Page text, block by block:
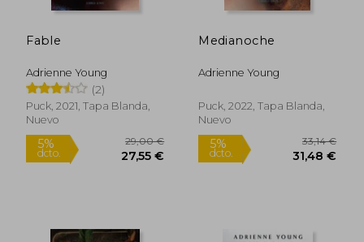
Fable
Adrienne Young
(2)
Puck, 2021, Tapa Blanda,
Nuevo
Medianoche
Adrienne Young
Puck, 2022, Tapa Blanda,
Nuevo